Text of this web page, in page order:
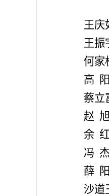
王庆
王振
何家
高
阳
蔡立
赵
余
冯 杰
薛
阳
沙道